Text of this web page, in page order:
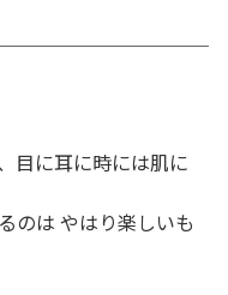
目に耳に時には肌に
のは やはり楽しいも